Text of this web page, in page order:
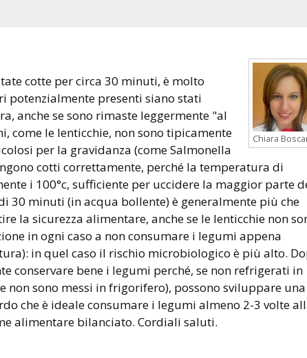
Chiara
cotte per circa 30 minuti, è molto
potenzialmente presenti siano stati
anche se sono rimaste leggermente "al
come le lenticchie, non sono tipicamente
per la gravidanza (come Salmonella
cotti correttamente, perché la temperatura di
i 100°c, sufficiente per uccidere la maggior parte
30 minuti (in acqua bollente) è generalmente più che
la sicurezza alimentare, anche se le lenticchie non
in ogni caso a non consumare i legumi appena
in quel caso il rischio microbiologico è più alto.
conservare bene i legumi perché, se non refrigerati in
non sono messi in frigorifero), possono sviluppare una
che è ideale consumare i legumi almeno 2-3 volte
alimentare bilanciato. Cordiali saluti.